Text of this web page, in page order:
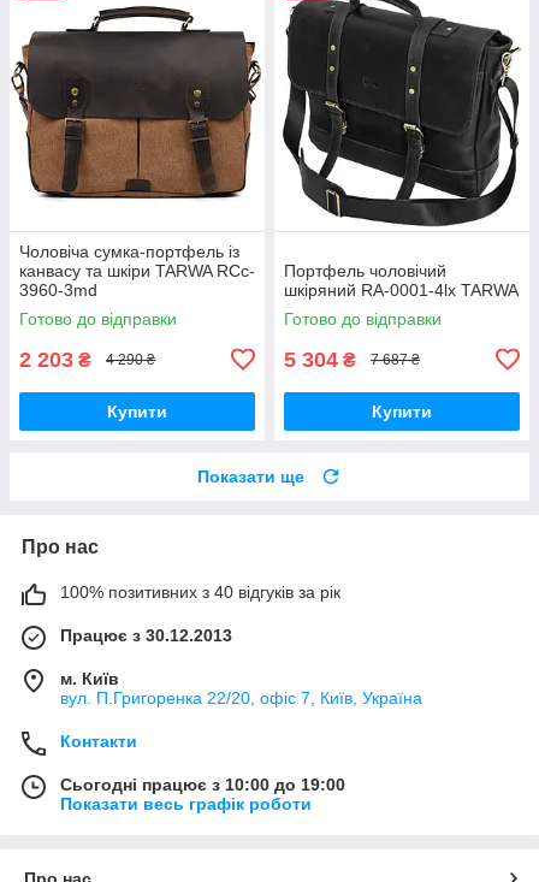
Чоловіча сумка-портфель із
канвасу та шкіри TARWA RCc-
3960-3md
Готово до відправки
2 203 ₴ 4 290 ₴
Купити
Портфель чоловічий
шкіряний RA-0001-4lx TARWA
Готово до відправки
5 304 ₴ 7 687 ₴
Купити
Показати ще
Про нас
100% позитивних з 40 відгуків за рік
Працює з 30.12.2013
м. Київ
вул. П.Григоренка 22/20, офіс 7, Київ, Україна
Контакти
Сьогодні працює з 10:00 до 19:00
Показати весь графік роботи